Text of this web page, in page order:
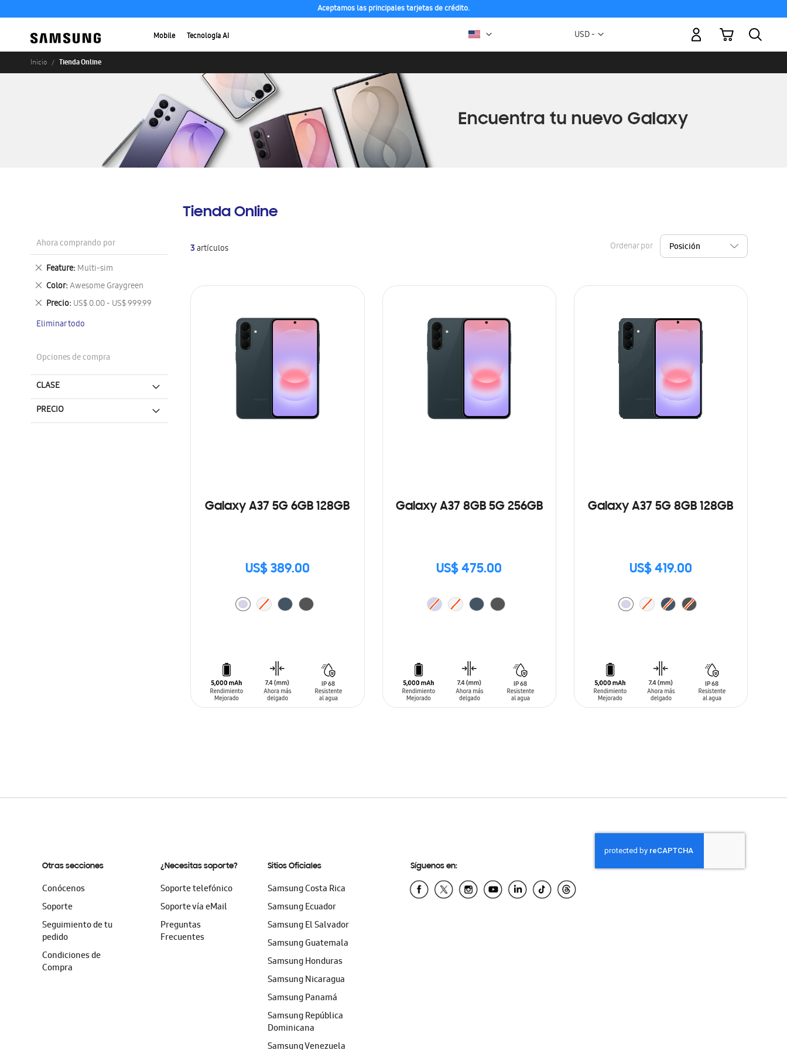
Aceptamos las principales tarjetas de crédito.
Mobile Tecnología AI Moneda
USD -
Mi carrito
Inicio Tienda Online
Tienda Online
3artículos Ordenar por
Galaxy A37 5G 6GB 128GB
US$ 389.00
Galaxy A37 8GB 5G 256GB
US$ 475.00
Galaxy A37 5G 8GB 128GB
US$ 419.00
Ahora comprando por
Feature Multi-sim
Eliminar
este
artículo
Color Awesome Graygreen
Eliminar
este
artículo
Precio US$ 0.00 - US$ 999.99
Eliminar
artículo
Eliminar todo
Opciones de compra
CLASE
PRECIO
Otras secciones
Conócenos
Soporte
Seguimiento de tu
pedido
Condiciones de
Compra
¿Necesitas soporte?
Soporte telefónico
Soporte vía eMail
Preguntas
Frecuentes
Sitios Oficiales
Samsung Costa Rica
Samsung Ecuador
Samsung El Salvador
Samsung Guatemala
Samsung Honduras
Samsung Nicaragua
Samsung Panamá
Samsung República
Dominicana
Samsung Venezuela
Síguenos en: